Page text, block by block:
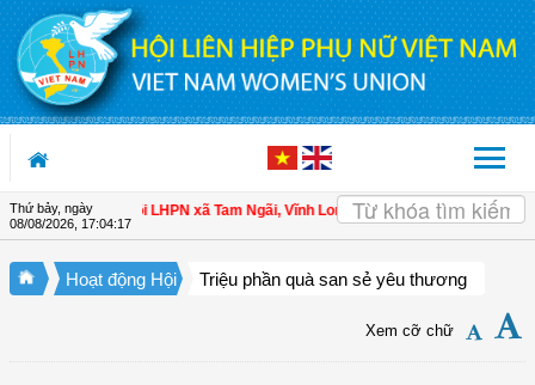
Truy cập nội dung luôn
Thứ bảy, ngày
08/08/2026, 17:04:18
viên | Hội LHPN xã Tam Ngãi, Vĩnh Long sơ kết công tác Hội và phong trào
Hoạt động Hội Triệu phần quà san sẻ yêu thương
Xem cỡ chữ